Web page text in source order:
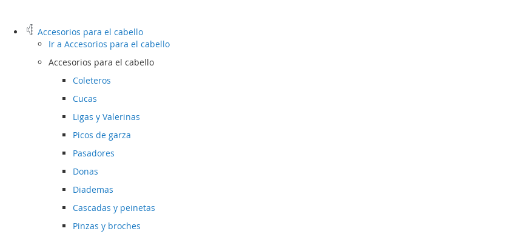
Accesorios para el cabello
Ir a Accesorios para el cabello
Accesorios para el cabello
Coleteros
Cucas
Ligas y Valerinas
Picos de garza
Pasadores
Donas
Diademas
Cascadas y peinetas
Pinzas y broches